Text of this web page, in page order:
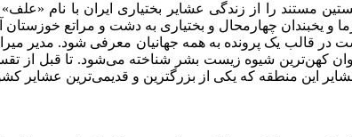
نخستین مستند را از زندگی عشایر بختیاری ایران با
و یخبندان چهارمحال و بختیاری به دشت و مراتع خوزستان
در قالب یک پرونده به همه جهانیان معرفی شود. مدیر
کهن‌ترین شیوه زیست بشر شناخته می‌شود. تا قبل از
این منطقه که یکی از بزرگترین و قدیمی‌ترین عشایر